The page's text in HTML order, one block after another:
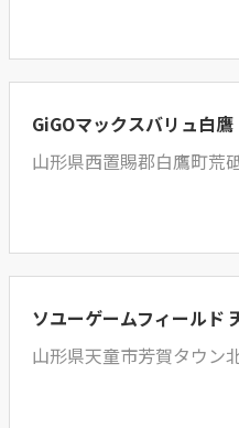
GiGOマックスバリュ白鷹
山形県西置賜郡白鷹町荒
ソユーゲームフィールド
山形県天童市芳賀タウン